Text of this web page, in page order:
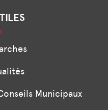
Municipaux